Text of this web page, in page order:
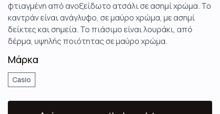
φτιαγμένη από ανοξείδωτο ατσάλι σε ασημί χρώμα. Το
καντράν είναι ανάγλυφο, σε μαύρο χρώμα, με ασημί
δείκτες και σημεία. Το πιάσιμο είναι λουράκι, από
δέρμα, υψηλής ποιότητας σε μαύρο χρώμα.
Μάρκα
Casio